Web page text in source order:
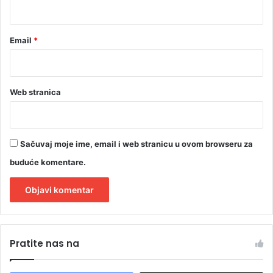
Email *
Web stranica
Sačuvaj moje ime, email i web stranicu u ovom browseru za
buduće komentare.
tPratite nas na